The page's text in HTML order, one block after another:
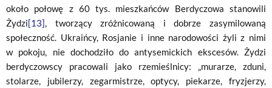
około połowę z 60 tys. mieszkańców Berdyczowa stanowili
Żydzi[13] , tworzący zróżnicowaną i dobrze zasymilowaną
społeczność. Ukraińcy, Rosjanie i inne narodowości żyli z nimi
w pokoju, nie dochodziło do antysemickich ekscesów. Żydzi
berdyczowscy pracowali jako rzemieślnicy: „murarze, zduni,
stolarze, jubilerzy, zegarmistrze, optycy, piekarze, fryzjerzy,